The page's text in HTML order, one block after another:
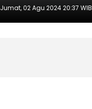
Jumat, 02 Agu 2024 20:37 WIB